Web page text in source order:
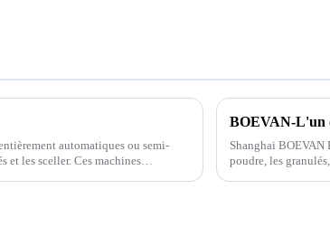
automatiques ou semi-
et les sceller. Ces machines
BOEVAN-L'un
Shanghai BOEVAN
poudre, les